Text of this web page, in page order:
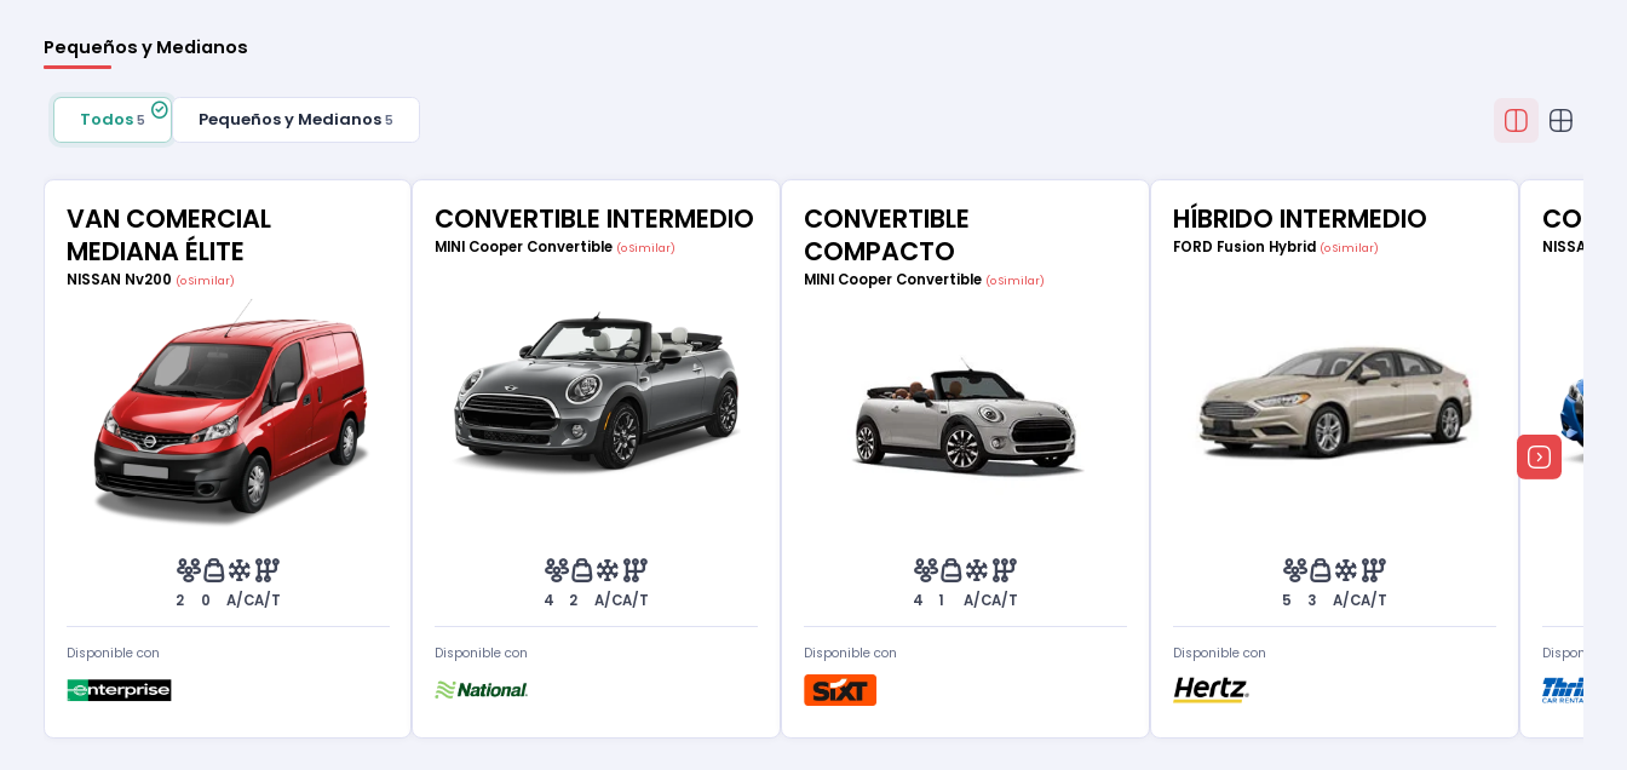
Pequeños y Medianos
Todos 5 Pequeños y Medianos5
VAN COMERCIAL
MEDIANA ÉLITE
NISSAN Nv200 (o Similar)
2 0 A/CA/T
Disponible con
CONVERTIBLE INTERMEDIO
MINI Cooper Convertible (o Similar)
4 2 A/CA/T
Disponible con
CONVERTIBLE
COMPACTO
MINI Cooper Convertible (o Similar)
4 1 A/CA/T
Disponible con
HÍBRIDO INTERMEDIO
FORD Fusion Hybrid (o Similar)
5 3 A/CA/T
Disponible con
NISSAN
Disponible